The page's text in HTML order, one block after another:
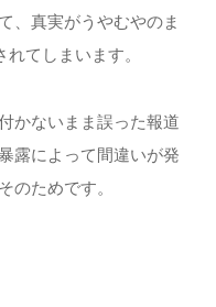
、真実がうやむやのま
てしまいます。
かないまま誤った報道
露によって間違いが発
のためです。